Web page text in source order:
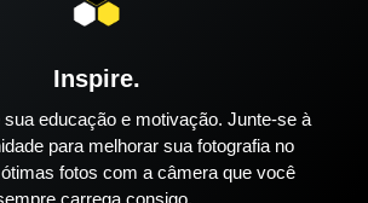
Inspire.
sua educação e motivação. Junte-se à
para melhorar sua fotografia no
fotos com a câmera que você